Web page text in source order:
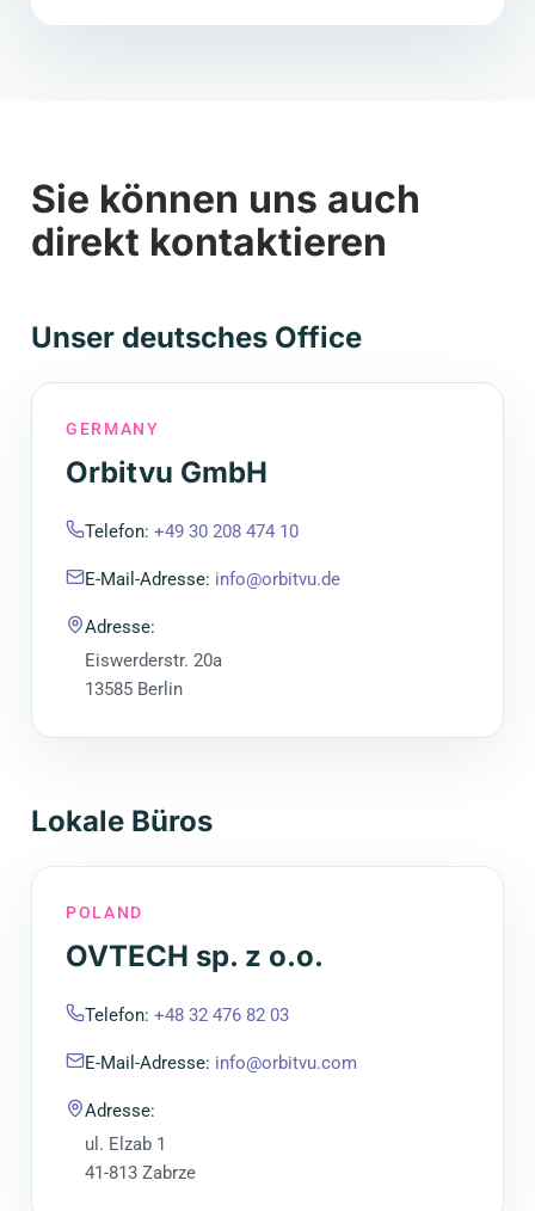
Sie können uns auch
direkt kontaktieren
Unser deutsches Office
GERMANY
Orbitvu GmbH
Telefon: +49 30 208 474 10
E-Mail-Adresse: info@orbitvu.de
Adresse:
Eiswerderstr. 20a
13585 Berlin
Lokale Büros
POLAND
OVTECH sp. z o.o.
Telefon: +48 32 476 82 03
E-Mail-Adresse: info@orbitvu.com
Adresse:
ul. Elzab 1
41-813 Zabrze